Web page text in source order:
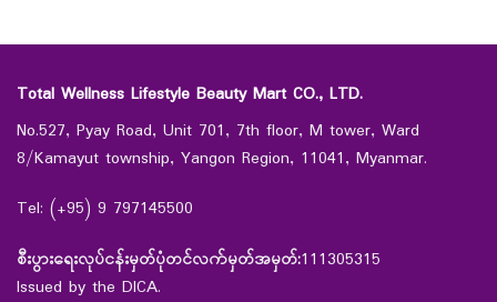
Total Wellness Lifestyle Beauty Mart CO., LTD.
No.527, Pyay Road, Unit 701, 7th floor, M tower, Ward
8/Kamayut township, Yangon Region, 11041, Myanmar.
Tel: (+95) 9 797145500
စီးပွားရေးလုပ်ငန်းမှတ်ပုံတင်လက်မှတ်အမှတ်:111305315
Issued by the DICA.